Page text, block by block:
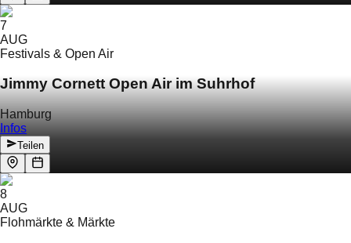
7
AUG
Festivals & Open Air
Jimmy Cornett Open Air im Suhrhof
Hamburg
Infos
Teilen
8
AUG
Flohmärkte & Märkte